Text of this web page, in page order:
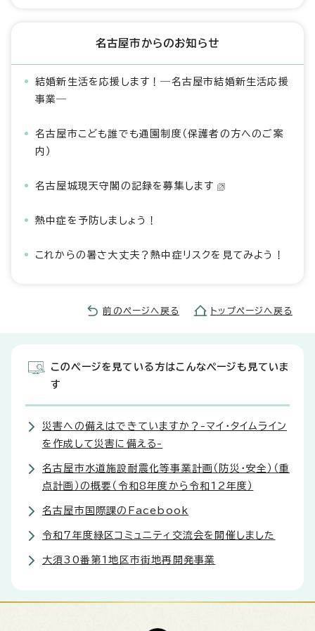
名古屋市からのお知らせ
結婚新生活を応援します！―名古屋市結婚新生活応援
事業―
名古屋市こども誰でも通園制度（保護者の方へのご案
内）
名古屋城現天守閣の記録を募集します
熱中症を予防しましょう！
これからの暑さ大丈夫？熱中症リスクを見てみよう！
前のページへ戻る トップページへ戻る
このページを見ている方はこんなページも見ていま
す
災害への備えはできていますか？-マイ・タイムライン
を作成して災害に備える-
名古屋市水道施設耐震化等事業計画（防災・安全）（重
点計画）の概要（令和8年度から令和12年度）
名古屋市国際課のFacebook
令和7年度緑区コミュニティ交流会を開催しました
大須30番第1地区市街地再開発事業